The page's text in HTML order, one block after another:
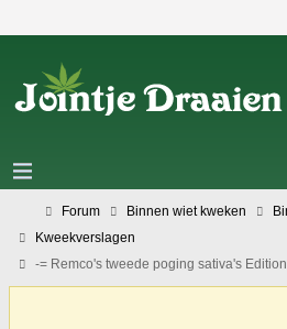
Forum Binnen wiet kweken
Kweekverslagen
-= Remco's tweede poging sativa's